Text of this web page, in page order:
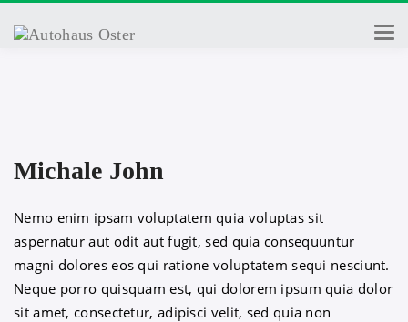
Michale John
Nemo enim ipsam voluptatem quia voluptas sit
aspernatur aut odit aut fugit, sed quia consequuntur
magni dolores eos qui ratione voluptatem sequi nesciunt.
Neque porro quisquam est, qui dolorem ipsum quia dolor
sit amet, consectetur, adipisci velit, sed quia non